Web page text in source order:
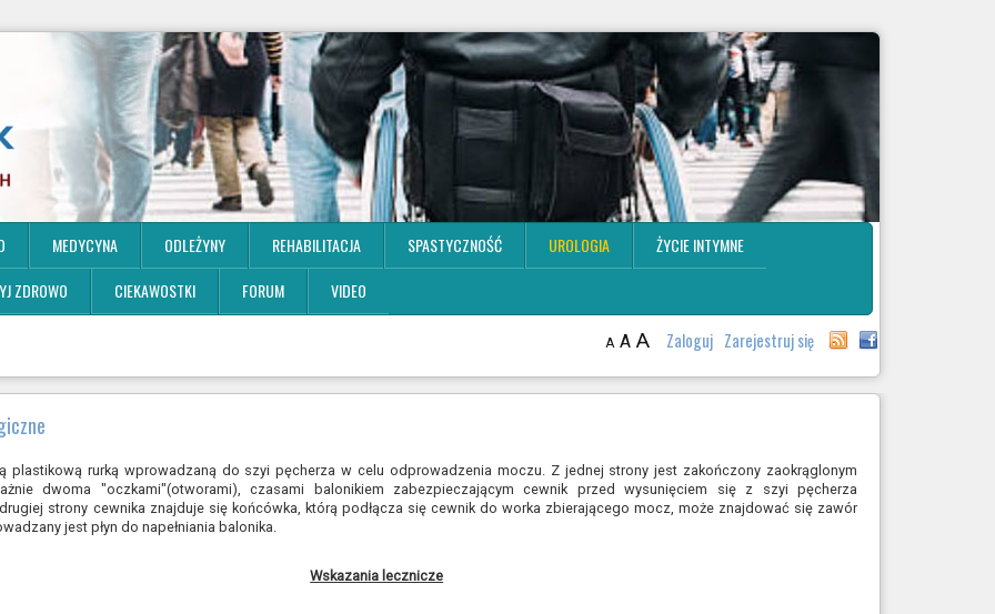
MEDYCYNA ODLEŻYNY REHABILITACJA SPASTYCZNOŚĆ UROLOGIA
ŻYCIE INTYMNE
ZDROWO CIEKAWOSTKI FORUM VIDEO
Zaloguj Zarejestruj się
A A A
plastikową rurką wprowadzaną do szyi pęcherza w celu odprowadzenia moczu. Z jednej strony jest zakończony zaokrąglonym
dwoma "oczkami"(otworami), czasami balonikiem zabezpieczającym cewnik przed wysunięciem się z szyi pęcherza
strony cewnika znajduje się końcówka, którą podłącza się cewnik do worka zbierającego mocz, może znajdować się zawór
jest płyn do napełniania balonika.
Wskazania lecznicze